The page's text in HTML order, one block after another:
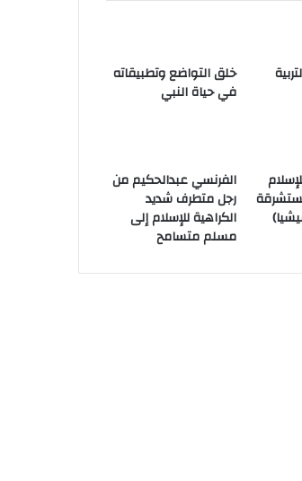
خلق التواضع وتطبيقاته
في حياة النبي
الفرنسي عبدالحكيم من
رجل متطرف شديد
الكراهية للإسلام إلى
مسلم متسامح